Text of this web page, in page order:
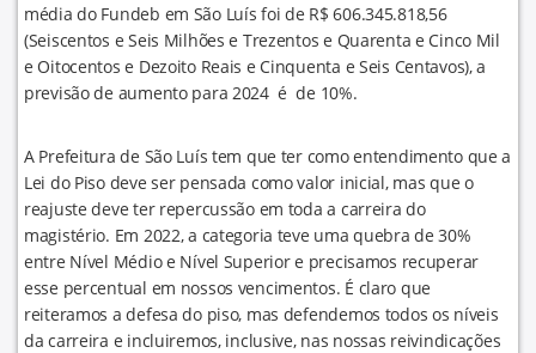
média do Fundeb em São Luís foi de R$ 606.345.818,56
(Seiscentos e Seis Milhões e Trezentos e Quarenta e Cinco Mil
e Oitocentos e Dezoito Reais e Cinquenta e Seis Centavos), a
previsão de aumento para 2024 é de 10%.
A Prefeitura de São Luís tem que ter como entendimento que a
Lei do Piso deve ser pensada como valor inicial, mas que o
reajuste deve ter repercussão em toda a carreira do
magistério. Em 2022, a categoria teve uma quebra de 30%
entre Nível Médio e Nível Superior e precisamos recuperar
esse percentual em nossos vencimentos. É claro que
reiteramos a defesa do piso, mas defendemos todos os níveis
da carreira e incluiremos, inclusive, nas nossas reivindicações